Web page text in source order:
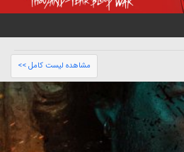
مشاهده لیست کامل >>